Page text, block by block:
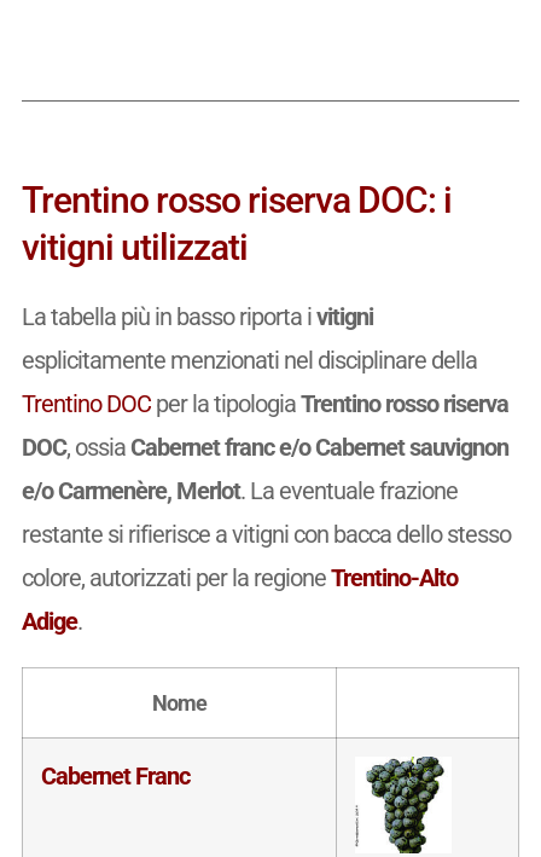
Trentino rosso riserva DOC: i
vitigni utilizzati
La tabella più in basso riporta ivitigni
esplicitamente menzionati nel disciplinare della
Trentino DOCper la tipologiaTrentino rosso riserva
DOC, ossia Cabernet franc e/o Cabernet sauvignon
e/o Carmenère, Merlot. La eventuale frazione
restante si rifierisce a vitigni con bacca dello stesso
colore, autorizzati per la regioneTrentino-Alto
Adige.
Nome
Cabernet Franc